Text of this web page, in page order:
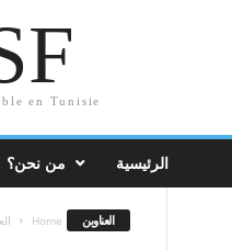
en Tunisie
من نحن؟ الرئيسية
العناوين Home